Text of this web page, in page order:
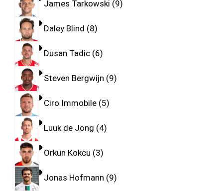
James Tarkowski 9
Daley Blind 8
Dusan Tadic 6
Steven Bergwijn 9
Ciro Immobile 5
Luuk de Jong 4
Orkun Kokcu 3
Jonas Hofmann 9